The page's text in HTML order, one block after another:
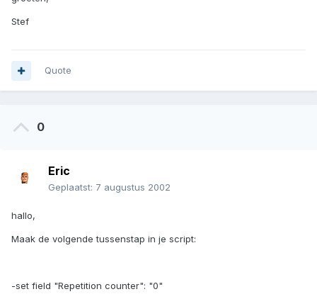
Stef
Quote
0
Eric
Geplaatst: 7 augustus 2002
hallo,
Maak de volgende tussenstap in je script:
-set field "Repetition counter": "0"